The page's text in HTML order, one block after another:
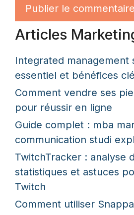
Articles
Integrated management
essentiel et bénéfices
Comment vendre ses
pour réussir en ligne
Guide complet : mba
communication studi
TwitchTracker : analyse
statistiques et astuces
Twitch
Comment utiliser